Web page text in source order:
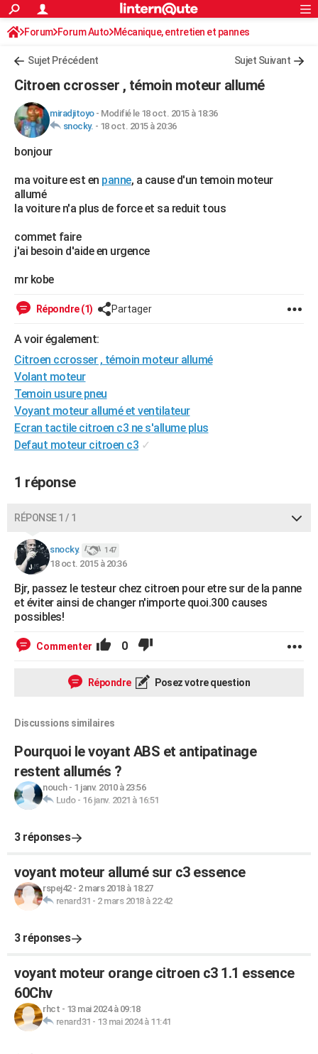
ACTUALITÉS
Politique
Société
Faits Divers
Education
Monde
Villes
+
FINANCE
Retraite
Impôts
Epargne
Immobilier
Risques naturels par ville
Banque
Assurance
Crédit
AUTO
Essais
Réserver un essai
Citadines
Berlines
SUV
Forum auto
+HIGH-TECH
Mobiles
Meilleur smartphone
Internet
Ordinateurs
Jeux vidéo
Guide high-tech
+BRICOLAGE
Forum
Aménagement intérieur
Extérieur
Cuisine
Salle de bains
Jardinage
Rangement
Guides de France
Escapades
Patrimoine
Expositions
Musées
Week-end nature
+LIFESTYLE
Art de vivre
Bien-être
Loisirs
Modes de vie
SANTE
Alimentation
Guide de la santé
Maladies
Médicaments
Sommeil
VOYAGE
Destinations
City break
Voyage nature
Voyage de noces
Forum
Climat
PHOTO
GUIDES D'ACHAT
BONS PLANS
CARTE DE VOEUX
Carte de Noël
Carte Bonne année
Carte Saint-Valentin
Carte Pâques
Carte d'anniversaire
DICTIONNAIRE
Dictionnaire
Biographies
Citations
Expressions
Proverbes
PROGRAMME TV
AVIS DE DÉCÈS
FORUM
Bricolage
Lifestyle
Culture
Sport
Auto
Television
Voyage
Cinema
Rechercher
S'inscrire
Connexion
Forum Forum Auto Mécanique, entretien et pannes
Sujet Précédent Sujet Suivant
Citroen ccrosser , témoin moteur allumé
miradjitoyo- Modifié le 18 oct. 2015 à 18:36
snocky. - 18 oct. 2015 à 20:36
bonjour
ma voiture est en panne, a cause d'un temoin moteur
allumé
la voiture n'a plus de force et sa reduit tous
commet faire
j'ai besoin d'aide en urgence
mr kobe
Répondre (1) Partager
A voir également:
Citroen ccrosser , témoin moteur allumé
Volant moteur
Temoin usure pneu
Voyant moteur allumé et ventilateur
Ecran tactile citroen c3 ne s'allume plus
Defaut moteur citroen c3 ✓
1 réponse
RÉPONSE 1 / 1
snocky. 147
18 oct. 2015 à 20:36
Bjr, passez le testeur chez citroen pour etre sur de la panne
et éviter ainsi de changer n'importe quoi.300 causes
possibles!
Commenter 0
Répondre Posez votre question
Discussions similaires
Pourquoi le voyant ABS et antipatinage
restent allumés ?
nouch- 1 janv. 2010 à 23:56
Ludo- 16 janv. 2021 à 16:51
3 réponses
voyant moteur allumé sur c3 essence
rspej42- 2 mars 2018 à 18:27
renard31 - 2 mars 2018 à 22:42
3 réponses
voyant moteur orange citroen c3 1.1 essence
60Chv
rhct - 13 mai 2024 à 09:18
renard31 - 13 mai 2024 à 11:41